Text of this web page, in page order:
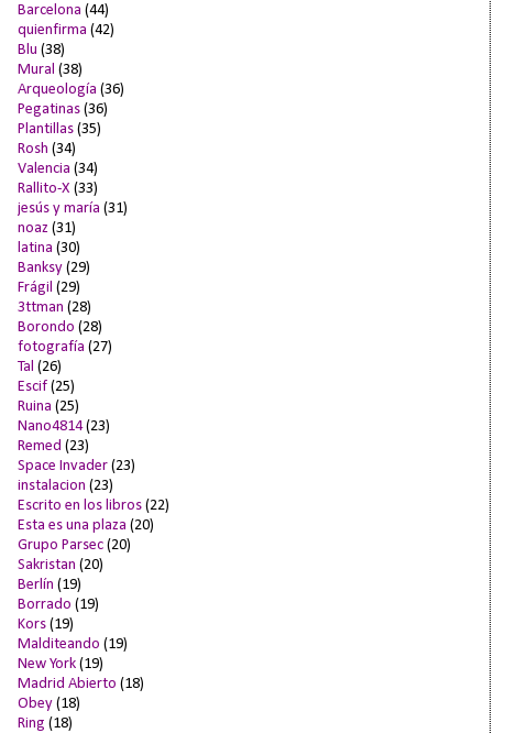
Barcelona (44)
quienfirma (42)
Blu (38)
Mural (38)
Arqueología (36)
Pegatinas (36)
Plantillas (35)
Rosh (34)
Valencia (34)
Rallito-X (33)
jesús y maría (31)
noaz (31)
latina (30)
Banksy (29)
Frágil (29)
3ttman (28)
Borondo (28)
fotografía (27)
Tal (26)
Escif (25)
Ruina (25)
Nano4814 (23)
Remed (23)
Space Invader (23)
instalacion (23)
Escrito en los libros (22)
Esta es una plaza (20)
Grupo Parsec (20)
Sakristan (20)
Berlín (19)
Borrado (19)
Kors (19)
Malditeando (19)
New York (19)
Madrid Abierto (18)
Obey (18)
Ring (18)